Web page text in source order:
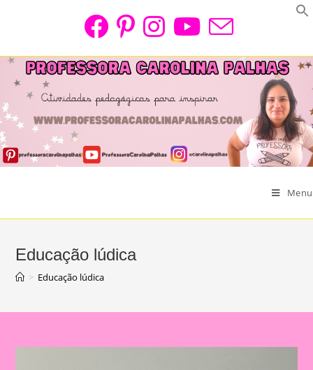
Menu
Educação lúdica
> Educação lúdica